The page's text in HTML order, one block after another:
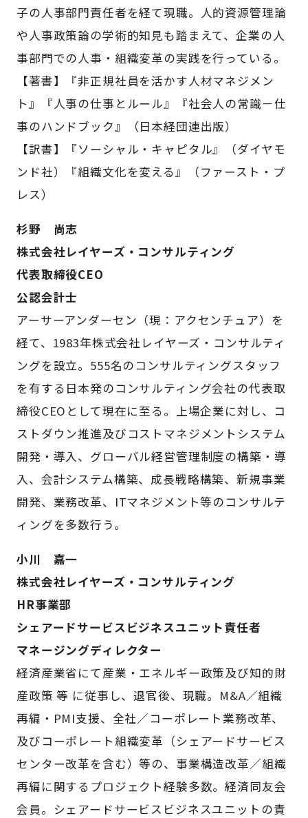
子の人事部門責任者を経て現職。人的資源管理論
や人事政策論の学術的知見も踏まえて、企業の人
事部門での人事・組織変革の実践を行っている。
【著書】『非正規社員を活かす人材マネジメン
ト』『人事の仕事とルール』『社会人の常識－仕
事のハンドブック』（日本経団連出版）
【訳書】『ソーシャル・キャピタル』（ダイヤモ
ンド社）『組織文化を変える』（ファースト・プ
レス）
杉野 尚志
株式会社レイヤーズ・コンサルティング
代表取締役CEO
公認会計士
アーサーアンダーセン（現：アクセンチュア）を
経て、1983年株式会社レイヤーズ・コンサルティ
ングを設立。555名のコンサルティングスタッフ
を有する日本発のコンサルティング会社の代表取
締役CEOとして現在に至る。上場企業に対し、コ
ストダウン推進及びコストマネジメントシステム
開発・導入、グローバル経営管理制度の構築・導
入、会計システム構築、成長戦略構築、新規事業
開発、業務改革、ITマネジメント等のコンサルテ
ィングを多数行う。
小川 嘉一
株式会社レイヤーズ・コンサルティング
HR事業部
シェアードサービスビジネスユニット責任者
マネージングディレクター
経済産業省にて産業・エネルギー政策及び知的財
産政策 等 に従事し、退官後、現職。M&A／組織
再編・PMI支援、全社／コーポレート業務改革、
及びコーポレート組織変革（シェアードサービス
センター改革を含む）等の、事業構造改革／組織
再編に関するプロジェクト経験多数。経済同友会
会員。シェアードサービスビジネスユニットの責